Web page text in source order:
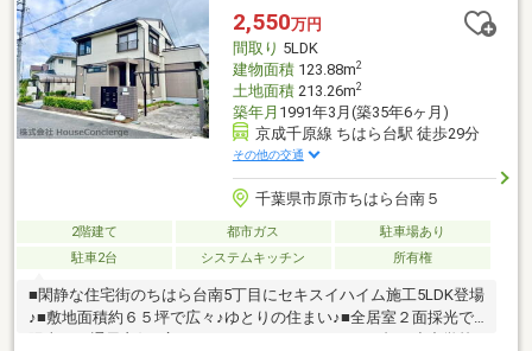
能です（無料送迎）。お客様のご条件をお聞かせいただければこ
ちらの物件と一緒に他の物件もご案内致します♪
2,550万円
間取り 5LDK
建物面積123.88m2
土地面積213.26m2
築年月 1991年3月(築35年6ヶ月)
京成千原線 ちはら台駅 徒歩29分
その他の交通
千葉県市原市ちはら台南５
2階建て 都市ガス
駐車場あり
駐車2台
システムキッチン 所有権
■閑静な住宅街のちはら台南5丁目にセキスイハイム施工5LDK登場
♪■敷地面積約６５坪で広々♪ゆとりの住まい♪■全居室２面採光で
陽当たり通風良好♪広々バルコニー■カースペース2台♪■小中学校